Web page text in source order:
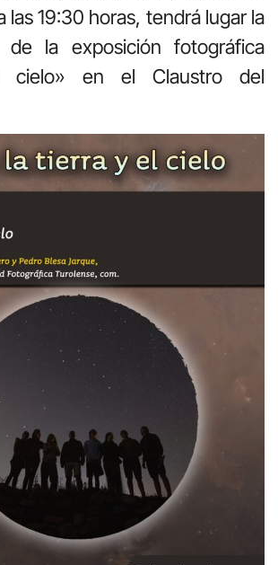
las 19:30 horas, tendrá lugar la
de la exposición fotográfica
cielo» en el Claustro del